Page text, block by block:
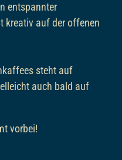
entspannter
kreativ auf der offenen
steht auf
auch bald auf
vorbei!